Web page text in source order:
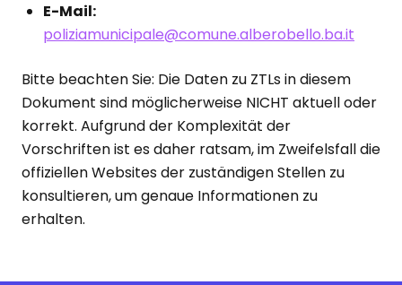
E-Mail:
poliziamunicipale@comune.alberobello.ba.it
Bitte beachten Sie: Die Daten zu ZTLs in diesem
Dokument sind möglicherweise NICHT aktuell oder
korrekt. Aufgrund der Komplexität der
Vorschriften ist es daher ratsam, im Zweifelsfall die
offiziellen Websites der zuständigen Stellen zu
konsultieren, um genaue Informationen zu
erhalten.